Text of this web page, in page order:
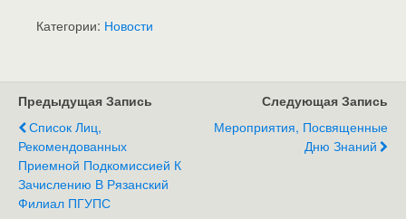
Категории: Новости
Предыдущая Запись
Список Лиц,
Рекомендованных
Приемной Подкомиссией К
Зачислению В Рязанский
Филиал ПГУПС
Следующая Запись
Мероприятия, Посвященные
Дню Знаний